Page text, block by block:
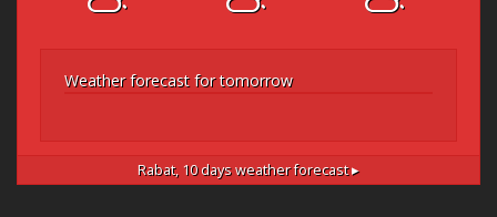
Weather forecast for tomorrow
Rabat, 10 days weather forecast ▸